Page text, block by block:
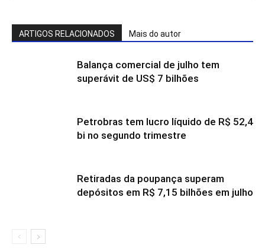
ARTIGOS RELACIONADOS Mais do autor
Balança comercial de julho tem
superávit de US$ 7 bilhões
Petrobras tem lucro líquido de R$ 52,4
bi no segundo trimestre
Retiradas da poupança superam
depósitos em R$ 7,15 bilhões em julho